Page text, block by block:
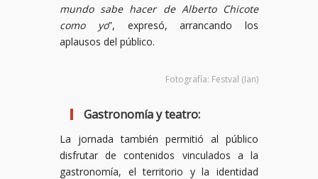
mundo sabe hacer de Alberto Chicote
como yo”, expresó, arrancando los
aplausos del público.
Fotografía: Festval (Ian)
Gastronomía y teatro:
La jornada también permitió al público
disfrutar de contenidos vinculados a la
gastronomía, el territorio y la identidad